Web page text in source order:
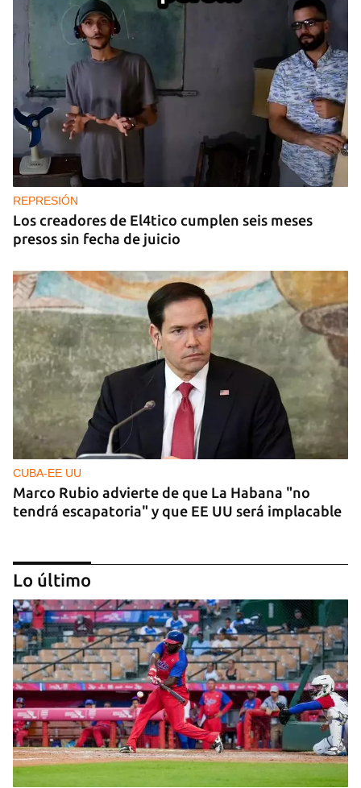
REPRESIÓN
Los creadores de El4tico cumplen seis meses
presos sin fecha de juicio
CUBA-EE UU
Marco Rubio advierte de que La Habana "no
tendrá escapatoria" y que EE UU será implacable
PODCAST
Cafecito informativo del viernes 7 de agosto de
2026
Lo último